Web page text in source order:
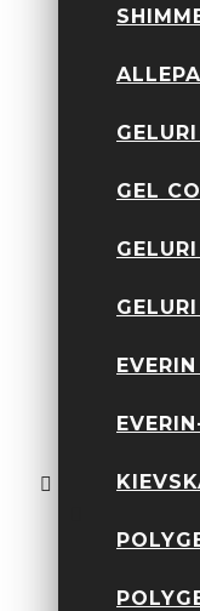
GEL
2,90 Lei 9,90 Lei
2,90 Lei 9,90 Lei
ROSALIND